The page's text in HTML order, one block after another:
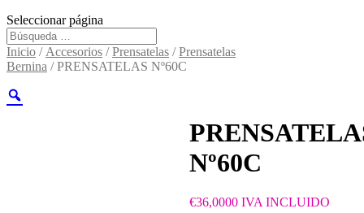
Seleccionar página
Inicio / Accesorios /Prensatelas /Prensatelas
Bernina / PRENSATELAS Nº60C
Nº60C
€36,0000IVA INCLUIDO